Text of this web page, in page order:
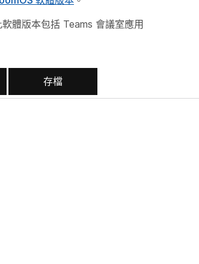
體版本包括 Teams 會議室應用
存檔